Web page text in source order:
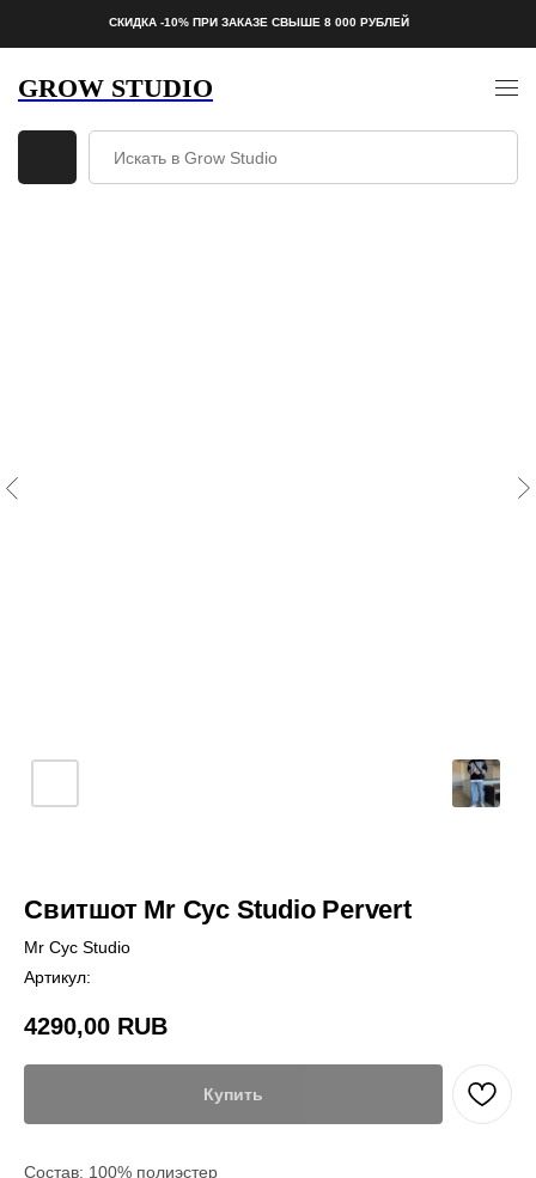
СКИДКА -10% ПРИ ЗАКАЗЕ СВЫШЕ 8 000 РУБЛЕЙ
GROW STUDIO
Свитшот Mr Cyc Studio Pervert
Mr Cyc Studio
Артикул:
4290,00 RUB
Купить
Состав: 100% полиэстер